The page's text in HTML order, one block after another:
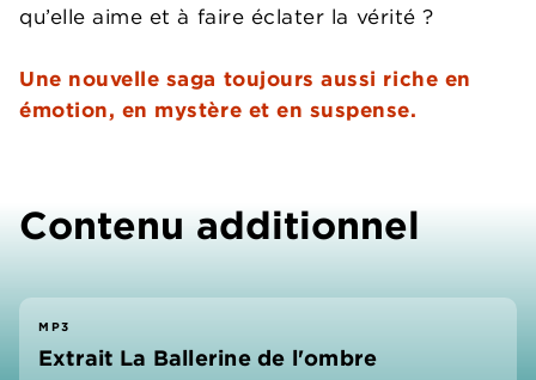
qu’elle aime et à faire éclater la vérité ?
Une nouvelle saga toujours aussi riche en
émotion, en mystère et en suspense.
Contenu additionnel
MP3
Extrait La Ballerine de l'ombre